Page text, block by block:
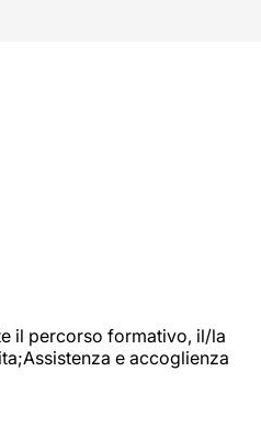
il percorso formativo, il/la
e accoglienza